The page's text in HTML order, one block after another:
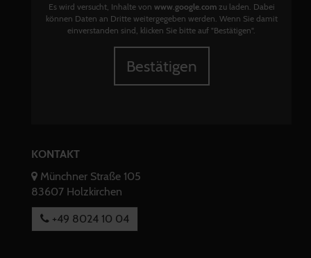
Es wird versucht, Inhalte von www.google.comzu laden. Dabei
können Daten an Dritte weitergegeben werden. Wenn Sie damit
einverstanden sind, klicken Sie bitte auf "Bestätigen".
Bestätigen
KONTAKT
Münchner Straße 105
83607 Holzkirchen
+49 8024 10 04